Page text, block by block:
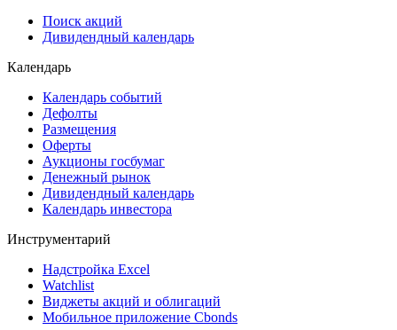
Поиск акций
Дивидендный календарь
Календарь
Календарь событий
Дефолты
Размещения
Оферты
Аукционы госбумаг
Денежный рынок
Дивидендный календарь
Календарь инвестора
Инструментарий
Надстройка Excel
Watchlist
Виджеты акций и облигаций
Мобильное приложение Cbonds